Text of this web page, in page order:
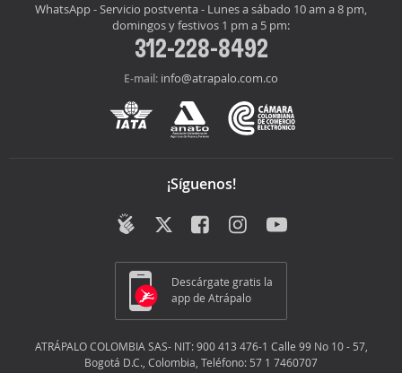
WhatsApp - Servicio postventa - Lunes a sábado 10 am a 8 pm,
domingos y festivos 1 pm a 5 pm:
312-228-8492
E-mail: info@atrapalo.com.co
¡Síguenos!
Descárgate gratis la
app de Atrápalo
ATRÁPALO COLOMBIA SAS- NIT: 900 413 476-1 Calle 99 No 10 - 57,
Bogotá D.C., Colombia, Teléfono: 57 1 7460707